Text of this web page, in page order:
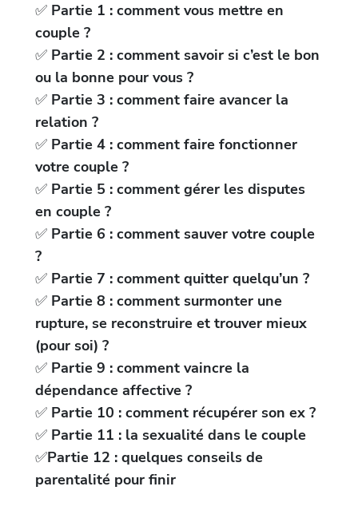
✅ Partie 1 : comment vous mettre en
couple ?
✅ Partie 2 : comment savoir si c’est le bon
ou la bonne pour vous ?
✅ Partie 3 : comment faire avancer la
relation ?
✅ Partie 4 : comment faire fonctionner
votre couple ?
✅ Partie 5 : comment gérer les disputes
en couple ?
✅ Partie 6 : comment sauver votre couple
?
✅ Partie 7 : comment quitter quelqu’un ?
✅ Partie 8 : comment surmonter une
rupture, se reconstruire et trouver mieux
(pour soi) ?
✅ Partie 9 : comment vaincre la
dépendance affective ?
✅ Partie 10 : comment récupérer son ex ?
✅ Partie 11 : la sexualité dans le couple
✅Partie 12 : quelques conseils de
parentalité pour finir